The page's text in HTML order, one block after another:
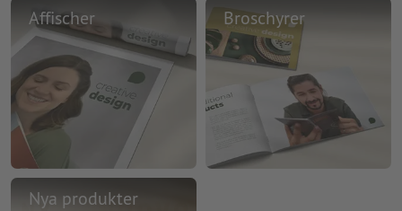
Affischer Broschyrer
Nya produkter